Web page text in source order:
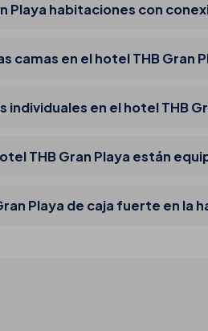
Playa habitaciones con
camas en el hotel THB Gran
individuales en el hotel THB
THB Gran Playa están
Playa de caja fuerte en la